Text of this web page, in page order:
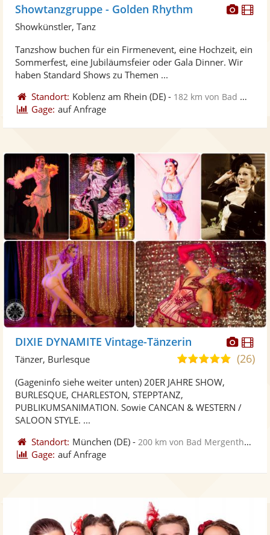
Fotos
Showtanzgruppe - Golden Rhythm
Showkünstler, Tanz
Tanzshow buchen für ein Firmenevent, eine Hochzeit, ein
Sommerfest, eine Jubiläumsfeier oder Gala Dinner. Wir
haben Standard Shows zu Themen ...
Standort: Koblenz am Rhein (DE) - 182 km von Bad Mergentheim
Gage: auf Anfrage
DIXIE DYNAMITE Vintage-Tänzerin
5,0
Sternen
(26)
Tänzer, Burlesque
(Gageninfo siehe weiter unten) 20ER JAHRE SHOW,
BURLESQUE, CHARLESTON, STEPPTANZ,
PUBLIKUMSANIMATION. Sowie CANCAN & WESTERN /
SALOON STYLE. ...
Standort: München (DE) - 200 km von Bad Mergentheim
Gage: auf Anfrage